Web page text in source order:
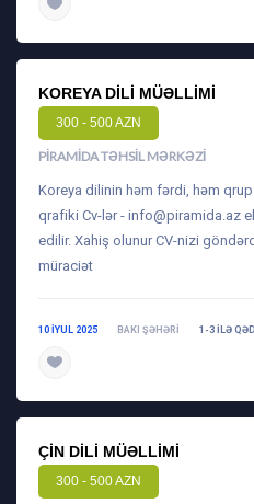
KOREYA DILI MÜƏLLIMI
300 - 500 AZN
PIRAMIDA TƏHSIL MƏRKƏZI
Koreya dilinin həm fərdi, həm
qrafiki Cv-lər - info@piramida.az
edilir. Xahiş olunur CV-nizi
müraciət
10 IYUL 2025 BAKI ŞƏHƏRI 1-3 ILƏ
ÇIN DILI MÜƏLLIMI
300 - 500 AZN